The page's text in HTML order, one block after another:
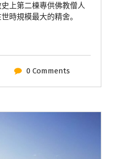
上第二棟專供佛教僧人
時規模最大的精舍。
0 Comments